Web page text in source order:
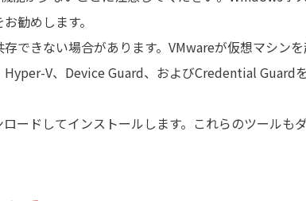
勧めします。
できない場合があります。VMwareが仮想マシン
V、Device Guard、およびCredential Guard
ードしてインストールします。これらのツールも